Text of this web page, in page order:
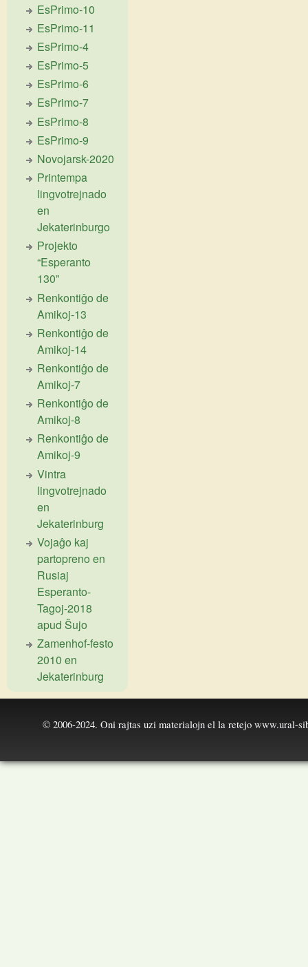
EsPrimo-10
EsPrimo-11
EsPrimo-4
EsPrimo-5
EsPrimo-6
EsPrimo-7
EsPrimo-8
EsPrimo-9
Novojarsk-2020
Printempa
lingvotrejnado
en
Jekaterinburgo
Projekto
“Esperanto
130”
Renkontiĝo de
Amikoj-13
Renkontiĝo de
Amikoj-14
Renkontiĝo de
Amikoj-7
Renkontiĝo de
Amikoj-8
Renkontiĝo de
Amikoj-9
Vintra
lingvotrejnado
en
Jekaterinburg
Vojaĝo kaj
partopreno en
Rusiaj
Esperanto-
Tagoj-2018
apud Ŝujo
Zamenhof-festo
2010 en
Jekaterinburg
© 2006-2024. Oni rajtas uzi materialojn el la retejo www.ural-